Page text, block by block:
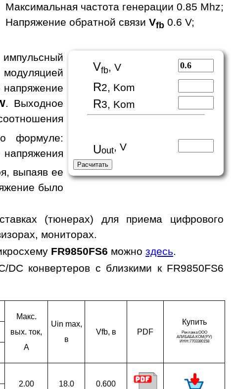
Максимальная частота генерации 0.85 Mhz;
Напряжение обратной связи Vfb 0.6 V;
Vfb, V
R2, Kom
R3, Kom
Uout, V
. Выходное
формуле:
выпаяв ее
было
(тюнерах) для приема цифрового
мониторах.
FR9850FS6 можно здесь.
DC конвертеров с близкими к FR9850FS6
Макс.
вых. ток,
A
Uin max,
в
Vfb, в PDF
Ку­пить
2.00
18.0
0.600